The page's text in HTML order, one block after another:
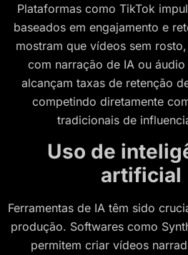
Plataformas como TikTok
baseados em engajamento e
mostram que vídeos sem
com narração de IA ou
alcançam taxas de retenção
competindo diretamente
tradicionais de
Uso de
artificial
Ferramentas de IA têm sido
produção. Softwares como
permitem criar vídeos